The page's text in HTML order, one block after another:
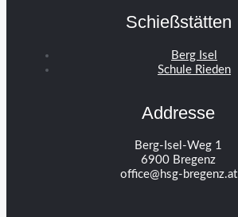
Schießstätten
Berg Isel
Schule Rieden
Addresse
Berg-Isel-Weg 1
6900 Bregenz
office@hsg-bregenz.at